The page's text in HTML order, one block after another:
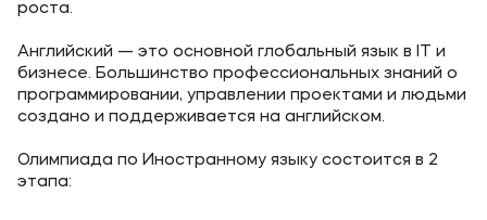
роста.
Английский — это основной глобальный язык в IT и
бизнесе. Большинство профессиональных знаний о
программировании, управлении проектами и людьми
создано и поддерживается на английском.
Олимпиада по Иностранному языку состоится в 2
этапа: